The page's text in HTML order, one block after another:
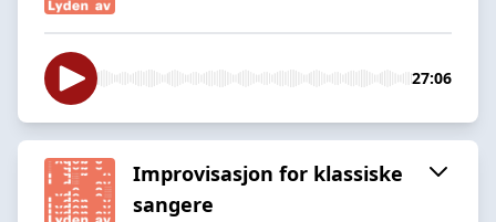
27:06
Improvisasjon for klassiske
sangere